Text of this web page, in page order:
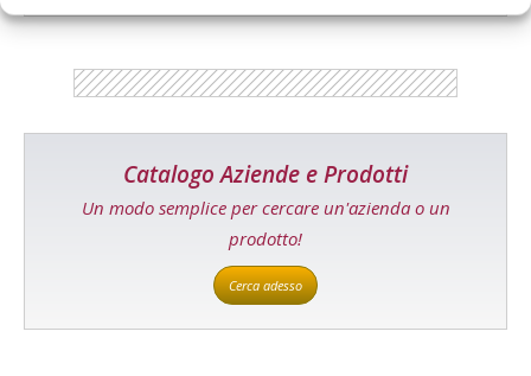
Catalogo Aziende e Prodotti
Un modo semplice per cercare un'azienda o un
prodotto!
Cerca adesso